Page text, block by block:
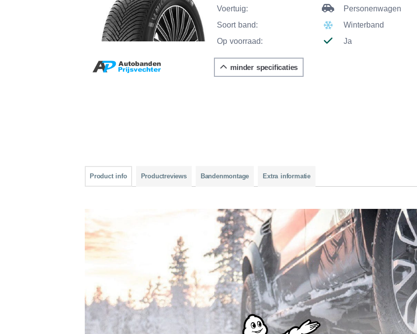
Voertuig:
Personenwagen
Soort band:
Winterband
Op voorraad:
Ja
minder specificaties
Product info Productreviews Bandenmontage Extra informatie